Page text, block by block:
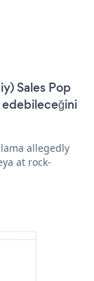
Sales Pop
edebileceğini
allegedly
at rock-